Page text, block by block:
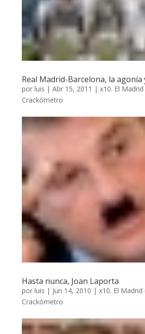
Real Madrid-Barcelona, la agonía
por luis | Abr 15, 2011 | x10. El
Crackómetro
Hasta nunca, Joan Laporta
por luis | Jun 14, 2010 | x10. El
Crackómetro